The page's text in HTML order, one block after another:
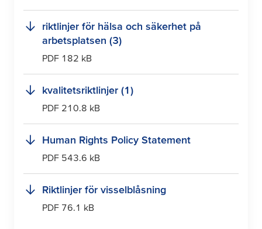
riktlinjer för hälsa och säkerhet på
arbetsplatsen (3)
PDF 182 kB
kvalitetsriktlinjer (1)
PDF 210.8 kB
Human Rights Policy Statement
PDF 543.6 kB
Riktlinjer för visselblåsning
PDF 76.1 kB